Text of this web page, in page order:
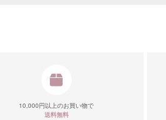
10,000円以上のお買い物で
送料無料